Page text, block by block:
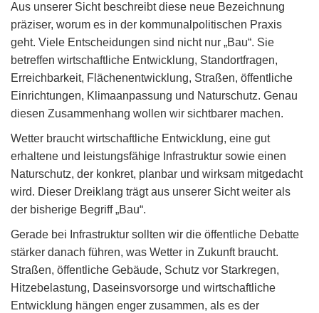
Aus unserer Sicht beschreibt diese neue Bezeichnung
präziser, worum es in der kommunalpolitischen Praxis
geht. Viele Entscheidungen sind nicht nur „Bau“. Sie
betreffen wirtschaftliche Entwicklung, Standortfragen,
Erreichbarkeit, Flächenentwicklung, Straßen, öffentliche
Einrichtungen, Klimaanpassung und Naturschutz. Genau
diesen Zusammenhang wollen wir sichtbarer machen.
Wetter braucht wirtschaftliche Entwicklung, eine gut
erhaltene und leistungsfähige Infrastruktur sowie einen
Naturschutz, der konkret, planbar und wirksam mitgedacht
wird. Dieser Dreiklang trägt aus unserer Sicht weiter als
der bisherige Begriff „Bau“.
Gerade bei Infrastruktur sollten wir die öffentliche Debatte
stärker danach führen, was Wetter in Zukunft braucht.
Straßen, öffentliche Gebäude, Schutz vor Starkregen,
Hitzebelastung, Daseinsvorsorge und wirtschaftliche
Entwicklung hängen enger zusammen, als es der